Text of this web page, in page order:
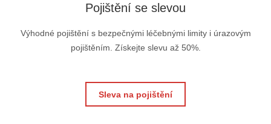
Pojištění se slevou
Výhodné pojištění s bezpečnými léčebnými limity i úrazovým
pojištěním. Získejte slevu až 50%.
Sleva na pojištění